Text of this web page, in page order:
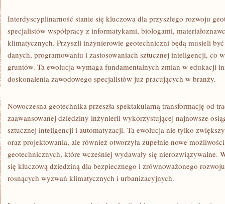
Interdyscyplinarność stanie się kluczowa dla przyszłego rozwoju
specjalistów współpracy z informatykami, biologami,
klimatycznych. Przyszli inżynierowie geotechniczni będą musieli
danych, programowaniu i zastosowaniach sztucznej inteligencji, co
gruntów. Ta ewolucja wymaga fundamentalnych zmian w edukacji
doskonalenia zawodowego specjalistów już pracujących w branży.
Nowoczesna geotechnika przeszła spektakularną transformację od
zaawansowanej dziedziny inżynierii wykorzystującej najnowsze
sztucznej inteligencji i automatyzacji. Ta ewolucja nie tylko
oraz projektowania, ale również otworzyła zupełnie nowe
geotechnicznych, które wcześniej wydawały się nierozwiązywalne.
się kluczową dziedziną dla bezpiecznego i zrównoważonego
rosnących wyzwań klimatycznych i urbanizacyjnych.